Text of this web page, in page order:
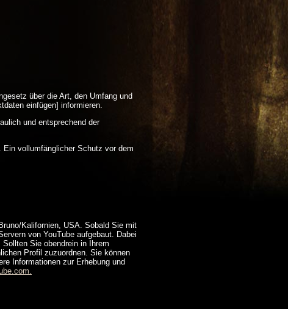
über die Art, den Umfang und
einfügen] informieren.
und entsprechend der
vollumfänglicher Schutz vor dem
Kalifornien, USA. Sobald Sie mit
von YouTube aufgebaut. Dabei
Sie obendrein in Ihrem
Profil zuzuordnen. Sie können
Informationen zur Erhebung und